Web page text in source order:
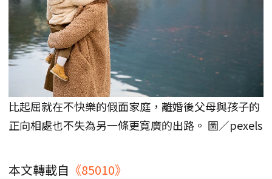
比起屈就在不快樂的假面家庭，離婚後父母與孩子的
正向相處也不失為另一條更寬廣的出路。 圖／pexels
本文轉載自 《85010》